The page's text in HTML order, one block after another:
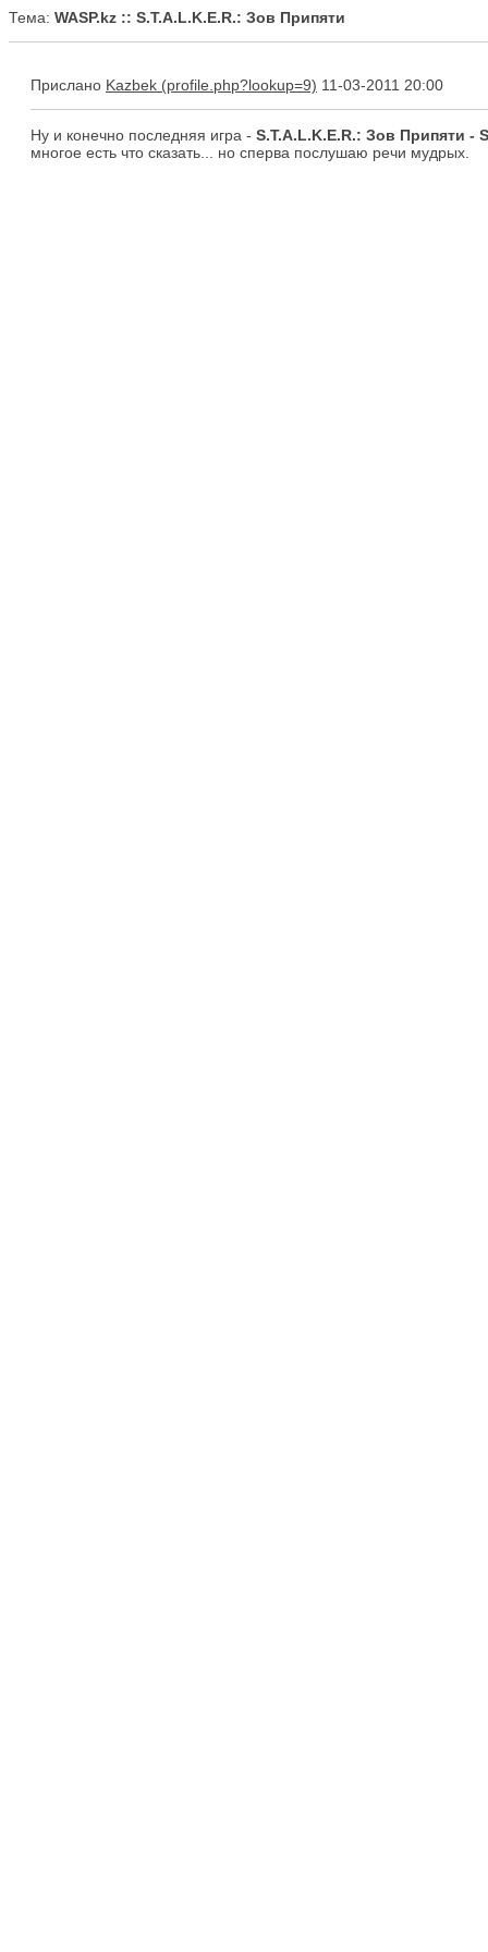
Тема: WASP.kz :: S.T.A.L.K.E.R.: Зов Припяти
Прислано Kazbek 11-03-2011 20:00
Ну и конечно последняя игра - S.T.A.L.K.E.R.: Зов Припяти -
многое есть что сказать... но сперва послушаю речи мудрых.